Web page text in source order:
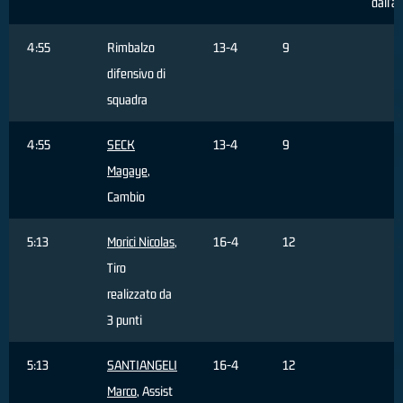
4:55
Rimbalzo
difensivo di
squadra
13-4 9
4:55
SECK
Magaye,
Cambio
13-4 9
5:13 Morici Nicolas,
Tiro
realizzato da
3 punti
16-4 12
5:13
SANTIANGELI
Marco, Assist
16-4 12